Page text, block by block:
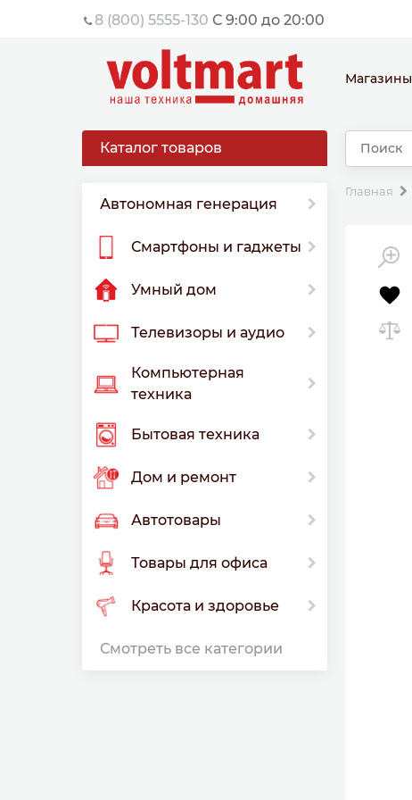
8 (800) 5555-130 С 9:00 до 20:00
Магазины
Каталог товаров
Автономная генерация
Смартфоны и гаджеты
Умный дом
Телевизоры и аудио
Компьютерная
техника
Бытовая техника
Дом и ремонт
Автотовары
Товары для офиса
Красота и здоровье
Смотреть все категории
Главная